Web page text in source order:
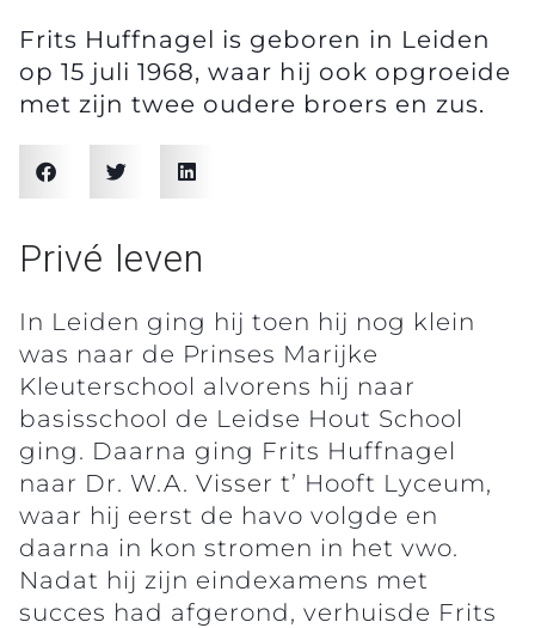
Frits Huffnagel is geboren in Leiden
op 15 juli 1968, waar hij ook opgroeide
met zijn twee oudere broers en zus.
Privé leven
In Leiden ging hij toen hij nog klein
was naar de Prinses Marijke
Kleuterschool alvorens hij naar
basisschool de Leidse Hout School
ging. Daarna ging Frits Huffnagel
naar Dr. W.A. Visser t’ Hooft Lyceum,
waar hij eerst de havo volgde en
daarna in kon stromen in het vwo.
Nadat hij zijn eindexamens met
succes had afgerond, verhuisde Frits